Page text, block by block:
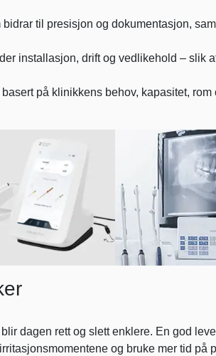
til presisjon og dokumentasjon,
installasjon, drift og vedlikehold – slik
på klinikkens behov, kapasitet, rom
dagen rett og slett enklere. En god
og bruke mer tid på